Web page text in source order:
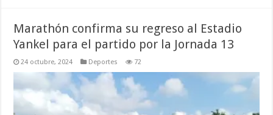
Marathón confirma su regreso al Estadio
Yankel para el partido por la Jornada 13
24 octubre, 2024 Deportes 72